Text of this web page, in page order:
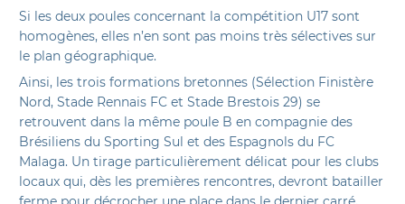
Si les deux poules concernant la compétition U17 sont
homogènes, elles n’en sont pas moins très sélectives sur
le plan géographique.
Ainsi, les trois formations bretonnes (Sélection Finistère
Nord, Stade Rennais FC et Stade Brestois 29) se
retrouvent dans la même poule B en compagnie des
Brésiliens du Sporting Sul et des Espagnols du FC
Malaga. Un tirage particulièrement délicat pour les clubs
locaux qui, dès les premières rencontres, devront batailler